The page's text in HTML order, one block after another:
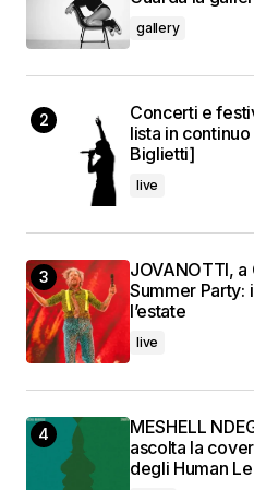
gallery
Concerti e
lista in
Biglietti]
live
JOVANOTTI,
Summer Party:
l’estate
live
MESHELL
ascolta la
degli Human